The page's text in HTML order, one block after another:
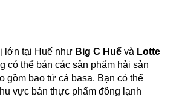
lớn tại Huế như Big C Huế và Lotte
có thể bán các sản phẩm hải sản
gồm bao tử cá basa. Bạn có thể
vực bán thực phẩm đông lạnh